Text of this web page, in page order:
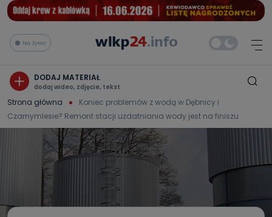
Na żywo
DODAJ MATERIAŁ
dodaj wideo, zdjęcie, tekst
Strona główna
Koniec problemów z wodą w Dębnicy i
Czarnymlesie? Remont stacji uzdatniania wody jest na finiszu